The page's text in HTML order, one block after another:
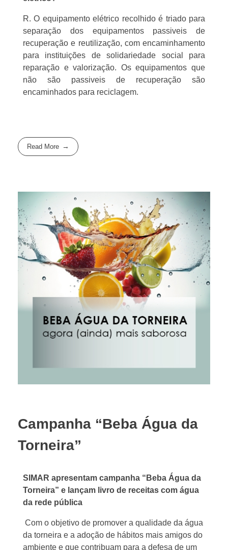
R. O equipamento elétrico recolhido é triado para
separação dos equipamentos passiveis de
recuperação e reutilização, com encaminhamento
para instituições de solidariedade social para
reparação e valorização. Os equipamentos que
não são passiveis de recuperação são
encaminhados para reciclagem.
Read More
Campanha “Beba Água da
Torneira”
SIMAR apresentam campanha “Beba Água da
Torneira” e lançam livro de receitas com água
da rede pública
Com o objetivo de promover a qualidade da água
da torneira e a adoção de hábitos mais amigos do
ambiente e que contribuam para a defesa de um